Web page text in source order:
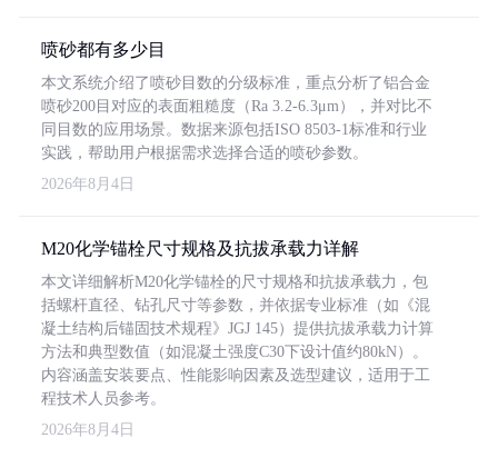
喷砂都有多少目
本文系统介绍了喷砂目数的分级标准，重点分析了铝合金
喷砂200目对应的表面粗糙度（Ra 3.2-6.3μm），并对比不
同目数的应用场景。数据来源包括ISO 8503-1标准和行业
实践，帮助用户根据需求选择合适的喷砂参数。
2026年8月4日
M20化学锚栓尺寸规格及抗拔承载力详解
本文详细解析M20化学锚栓的尺寸规格和抗拔承载力，包
括螺杆直径、钻孔尺寸等参数，并依据专业标准（如《混
凝土结构后锚固技术规程》JGJ 145）提供抗拔承载力计算
方法和典型数值（如混凝土强度C30下设计值约80kN）。
内容涵盖安装要点、性能影响因素及选型建议，适用于工
程技术人员参考。
2026年8月4日